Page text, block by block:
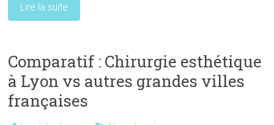
Lire la suite
Comparatif : Chirurgie esthétique
à Lyon vs autres grandes villes
françaises